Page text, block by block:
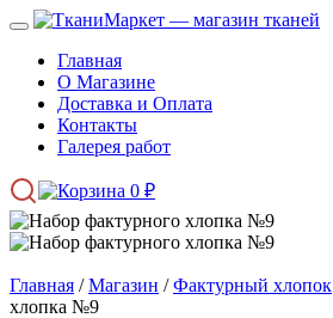
Главная
О Магазине
Доставка и Оплата
Контакты
Галерея работ
0 ₽
Главная /Магазин /Фактурный хлопок
хлопка №9